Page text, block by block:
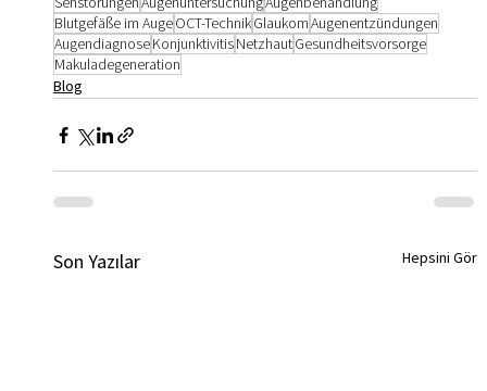
Blutgefäße im AugeOCT-TechnikGlaukomAugenentzündungen
AugendiagnoseKonjunktivitisNetzhautGesundheitsvorsorge
Makuladegeneration
Blog
Son Yazılar Hepsini Gör